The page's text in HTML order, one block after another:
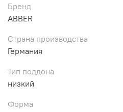
Бренд
ABBER
Страна производства
Германия
Тип поддона
низкий
Форма